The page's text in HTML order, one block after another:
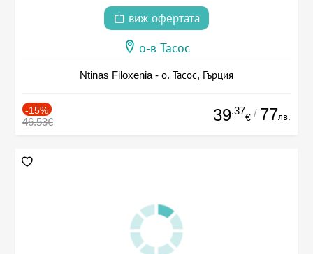
виж офертата
о-в Тасос
Ntinas Filoxenia - о. Тасос, Гърция
-15%
46.53€ 39.37
€ / 77лв.